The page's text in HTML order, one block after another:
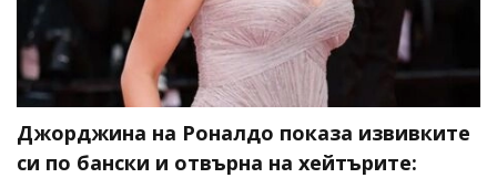
Джорджина на Роналдо показа извивките
си по бански и отвърна на хейтърите: